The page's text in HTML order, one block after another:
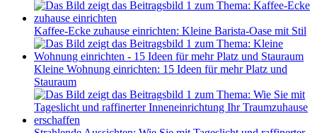
Kaffee-Ecke zuhause einrichten: Kleine Barista-Oase mit Stil
Kleine Wohnung einrichten: 15 Ideen für mehr Platz und
Stauraum